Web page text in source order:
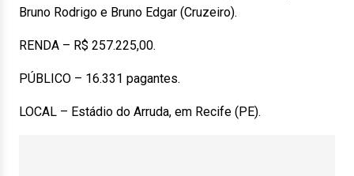
Bruno Rodrigo e Bruno Edgar (Cruzeiro).
RENDA – R$ 257.225,00.
PÚBLICO – 16.331 pagantes.
LOCAL – Estádio do Arruda, em Recife (PE).